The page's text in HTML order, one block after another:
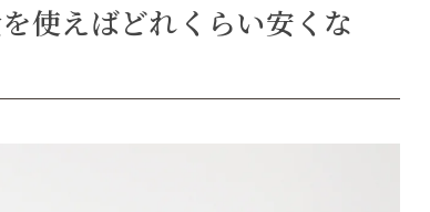
使えばどれくらい安くな